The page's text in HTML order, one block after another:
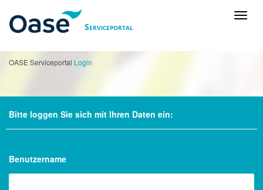
Serviceportal
OASE Serviceportal Login
Bitte loggen Sie sich mit Ihren Daten ein:
Benutzername